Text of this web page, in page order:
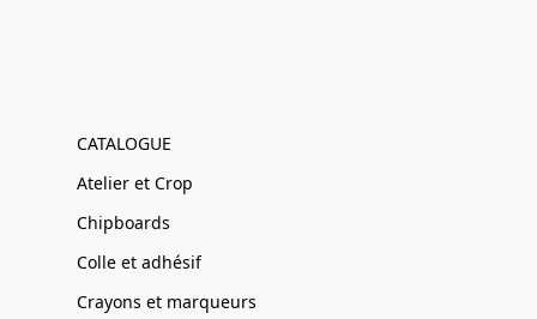
CATALOGUE
Atelier et Crop
Chipboards
Colle et adhésif
Crayons et marqueurs